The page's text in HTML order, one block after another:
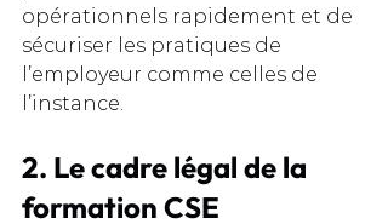
opérationnels rapidement et de
sécuriser les pratiques de
l’employeur comme celles de
l’instance.
2. Le cadre légal de la
formation CSE